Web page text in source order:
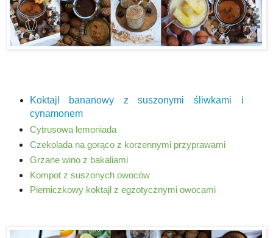
Koktajl bananowy z suszonymi śliwkami i
cynamonem
Cytrusowa lemoniada
Czekolada na gorąco z korzennymi przyprawami
Grzane wino z bakaliami
Kompot z suszonych owoców
Pierniczkowy koktajl z egzotycznymi owocami